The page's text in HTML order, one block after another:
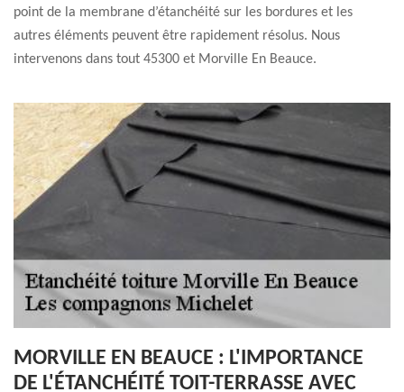
point de la membrane d’étanchéité sur les bordures et les
autres éléments peuvent être rapidement résolus. Nous
intervenons dans tout 45300 et Morville En Beauce.
MORVILLE EN BEAUCE : L'IMPORTANCE
DE L'ÉTANCHÉITÉ TOIT-TERRASSE AVEC